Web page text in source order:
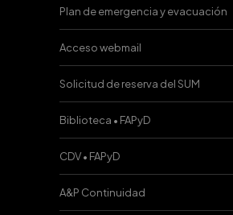
Plan de emergencia y evacuación
Acceso webmail
Solicitud de reserva del SUM
Biblioteca • FAPyD
CDV • FAPyD
A&P Continuidad